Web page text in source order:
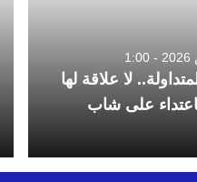
لا علاقة لها
على شاب